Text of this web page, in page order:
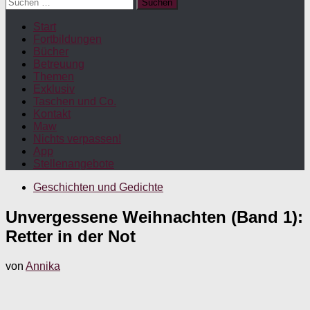
nach:
Start
Fortbildungen
Bücher
Betreuung
Themen
Exklusiv
Taschen und Co.
Kontakt
Maw
Nichts verpassen!
App
Stellenangebote
Geschichten und Gedichte
Unvergessene Weihnachten (Band 1):
Retter in der Not
von Annika